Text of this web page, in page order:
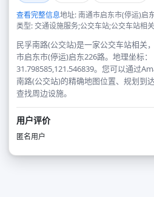
查看完整信息地址: 南通市启东市(停运)启
类型: 交通设施服务;公交车站;公交车站相关
民孚南路(公交站)是一家公交车站相关
市启东市(停运)启东226路。地理坐标：
31.798585,121.546839。您可以通过
南路(公交站)的精确地图位置、规划到
查找周边设施。
用户评价
匿名用户